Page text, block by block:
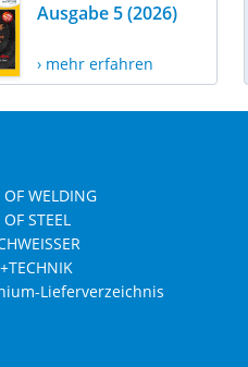
Ausgabe 5 (2026)
› mehr erfahren
WELDING
STEEL
Lieferverzeichnis